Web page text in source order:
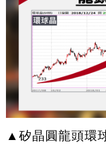
▲矽晶圓龍頭環